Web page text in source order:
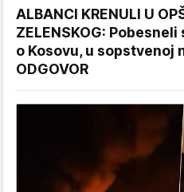
ALBANCI KRENULI U
ZELENSKOG:
o Kosovu, u sopstvenoj
ODGOVOR